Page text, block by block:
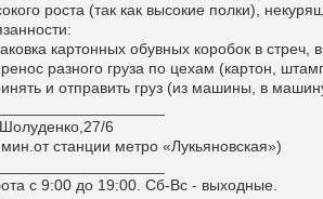
роста (так как высокие полки),
картонных обувных коробок в стреч,
разного груза по цехам (картон,
и отправить груз (из машины, в
6
станции метро «Лукьяновская»)
с 9:00 до 19:00. Сб-Вс - выходные.